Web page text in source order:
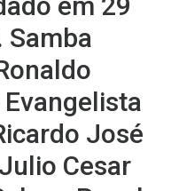
Samba
José
Cesar